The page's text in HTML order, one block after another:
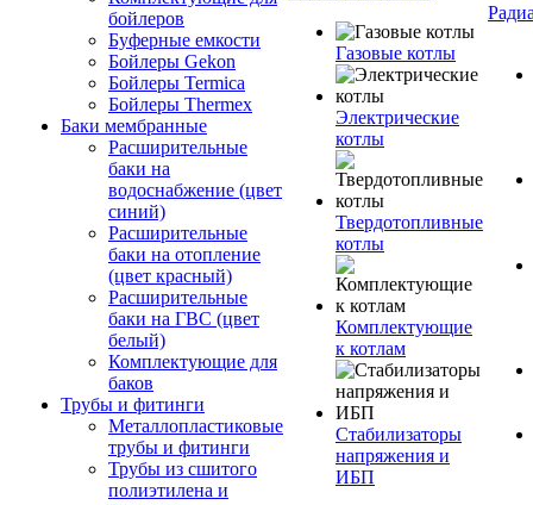
бойлеров
Буферные емкости
Бойлеры Gekon
Бойлеры Termica
Бойлеры Thermex
Баки мембранные
Расширительные
баки на
водоснабжение (цвет
синий)
Расширительные
баки на отопление
(цвет красный)
Расширительные
баки на ГВС (цвет
белый)
Комплектующие для
баков
Трубы и фитинги
Металлопластиковые
трубы и фитинги
Трубы из сшитого
полиэтилена и
Газовые котлы
Электрические
котлы
Твердотопливные
котлы
Комплектующие
к котлам
Стабилизаторы
напряжения и
ИБП